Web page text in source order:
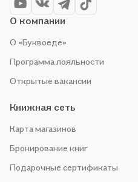
О компании
О «Буквоеде»
Программа лояльности
Открытые вакансии
Книжная сеть
Карта магазинов
Бронирование книг
Подарочные сертификаты